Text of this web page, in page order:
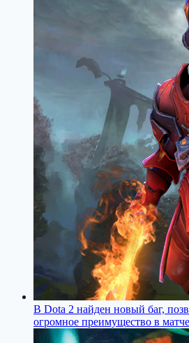
В Dota 2 найден новый баг,
огромное преимущество в матче